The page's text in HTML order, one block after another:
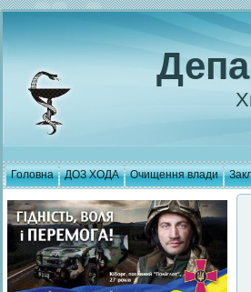
Головна ДОЗ ХОДА Очищення влади